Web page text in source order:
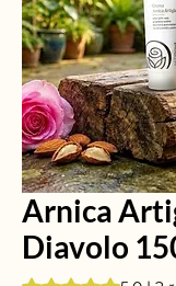
Arnica
Diavolo